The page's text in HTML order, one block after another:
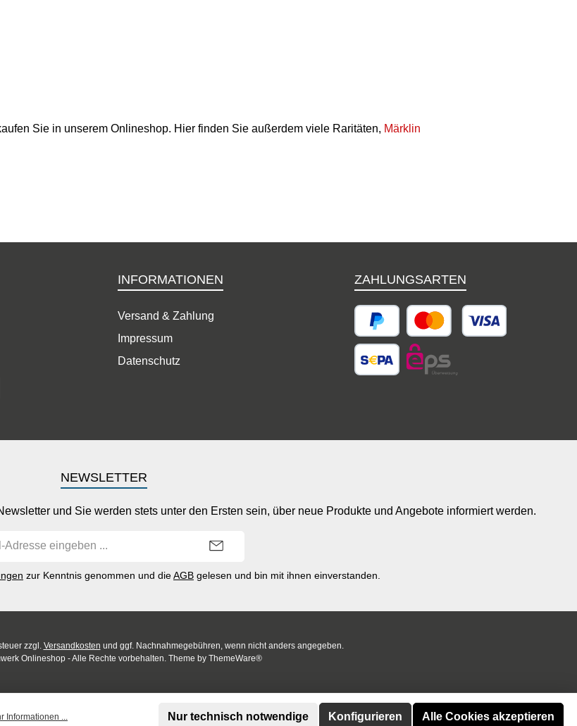
Sie in unserem Onlineshop. Hier finden Sie außerdem viele Raritäten, Märklin
INFORMATIONEN
Versand & Zahlung
Impressum
Datenschutz
ZAHLUNGSARTEN
NEWSLETTER
und Sie werden stets unter den Ersten sein, über neue Produkte und Angebote informiert werden.
Mail-
zur Kenntnis genommen und dieAGB gelesen und bin mit ihnen einverstanden.
zzgl. Versandkosten und ggf. Nachnahmegebühren, wenn nicht anders angegeben.
Onlineshop - Alle Rechte vorbehalten. Theme by ThemeWare®
Informationen ... Nur technisch notwendige Konfigurieren Alle Cookies akzeptieren